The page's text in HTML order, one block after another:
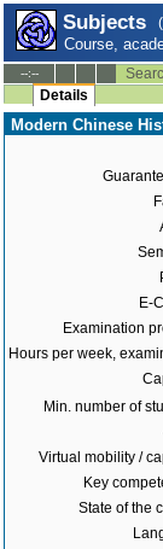
Subjects
Course,
--:--
Details
Modern Chinese
E-
Examination
Hours per week,
Min. number of
Virtual mobility /
Key
State of the